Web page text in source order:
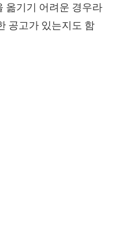
옮기기 어려운 경우라
공고가 있는지도 함